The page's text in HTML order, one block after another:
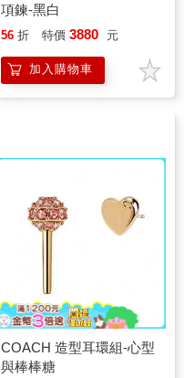
項鍊-黑白
56 折 特價 3880 元
加入購物車
COACH 造型耳環組-心型
與棒棒糖